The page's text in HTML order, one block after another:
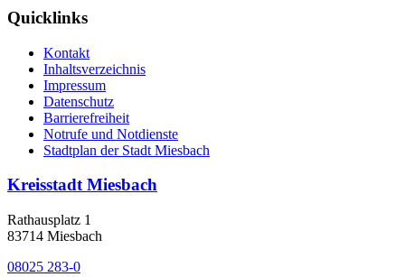
Quicklinks
Kontakt
Inhaltsverzeichnis
Impressum
Datenschutz
Barrierefreiheit
Notrufe und Notdienste
Stadtplan der Stadt Miesbach
Kreisstadt Miesbach
Rathausplatz 1
83714 Miesbach
08025 283-0